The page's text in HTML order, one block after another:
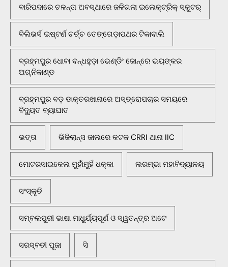
ବାରିପଦାରେ ଚଳନ୍ତା ଅବସ୍ଥାରେ ଜଳିଗଲା ଇଲେକ୍ଟ୍ରିକ୍ ସ୍କୁଟର୍
ବିଲିଭର୍ସ ଇଷ୍ଟର୍ଣ ଚର୍ଚ୍ଚ ତେଙ୍ଗେଡ଼ାପଥର ଟିକାବାଲି
ବ୍ରହ୍ମପୁର ଧୋବା ବନ୍ଧହୁଡ଼ା ଭେଣ୍ଡିଂ ଜୋନ୍‌ରେ ଭୟଙ୍କର
ଅଗ୍ନିକାଣ୍ଡ
ବ୍ରହ୍ମପୁର ବଡ଼ ଡାକ୍ତରଖାନାରେ ଅସ୍ତ୍ରୋପଚାର ସମୟରେ
ବିଦ୍ୟୁତ ବ୍ୟାଘାତ
ଭତ୍ତା ଭିଜିଲାନ୍ସ ଜାଲରେ କଟକ CRRI ଥାନା IIC
ମୋଟରସାଇକେଲ ମୁହାଁମୁହିଁ ଧକ୍କା ଲରମ୍ଭା ମହାବିଦ୍ୟାଳୟ
ସଂସ୍କୃତି
ସମ୍ବଲପୁରୀ ଭାଷା ମାଧୁର୍ଯ୍ୟପୂର୍ଣ ଓ ସ୍ୱତନ୍ତ୍ର ଅଟେ
ସରସ୍ବତୀ ପୂଜା ସି